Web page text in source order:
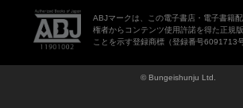
ABJマークは、この電子書店・電子書籍
権者からコンテンツ使用許諾を得た正規
ことを示す登録商標（登録番号6091713
© Bungeishunju Ltd.